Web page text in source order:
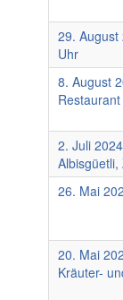
29. August
Uhr
8. August
2. Juli
Albisgüetli,
26. Mai
20. Mai
Kräuter-